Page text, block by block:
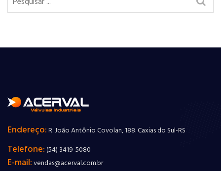
Endereço:R. João Antônio Covolan, 188. Caxias do Sul-RS
Telefone:(54) 3419-5080
E-mail:vendas@acerval.com.br